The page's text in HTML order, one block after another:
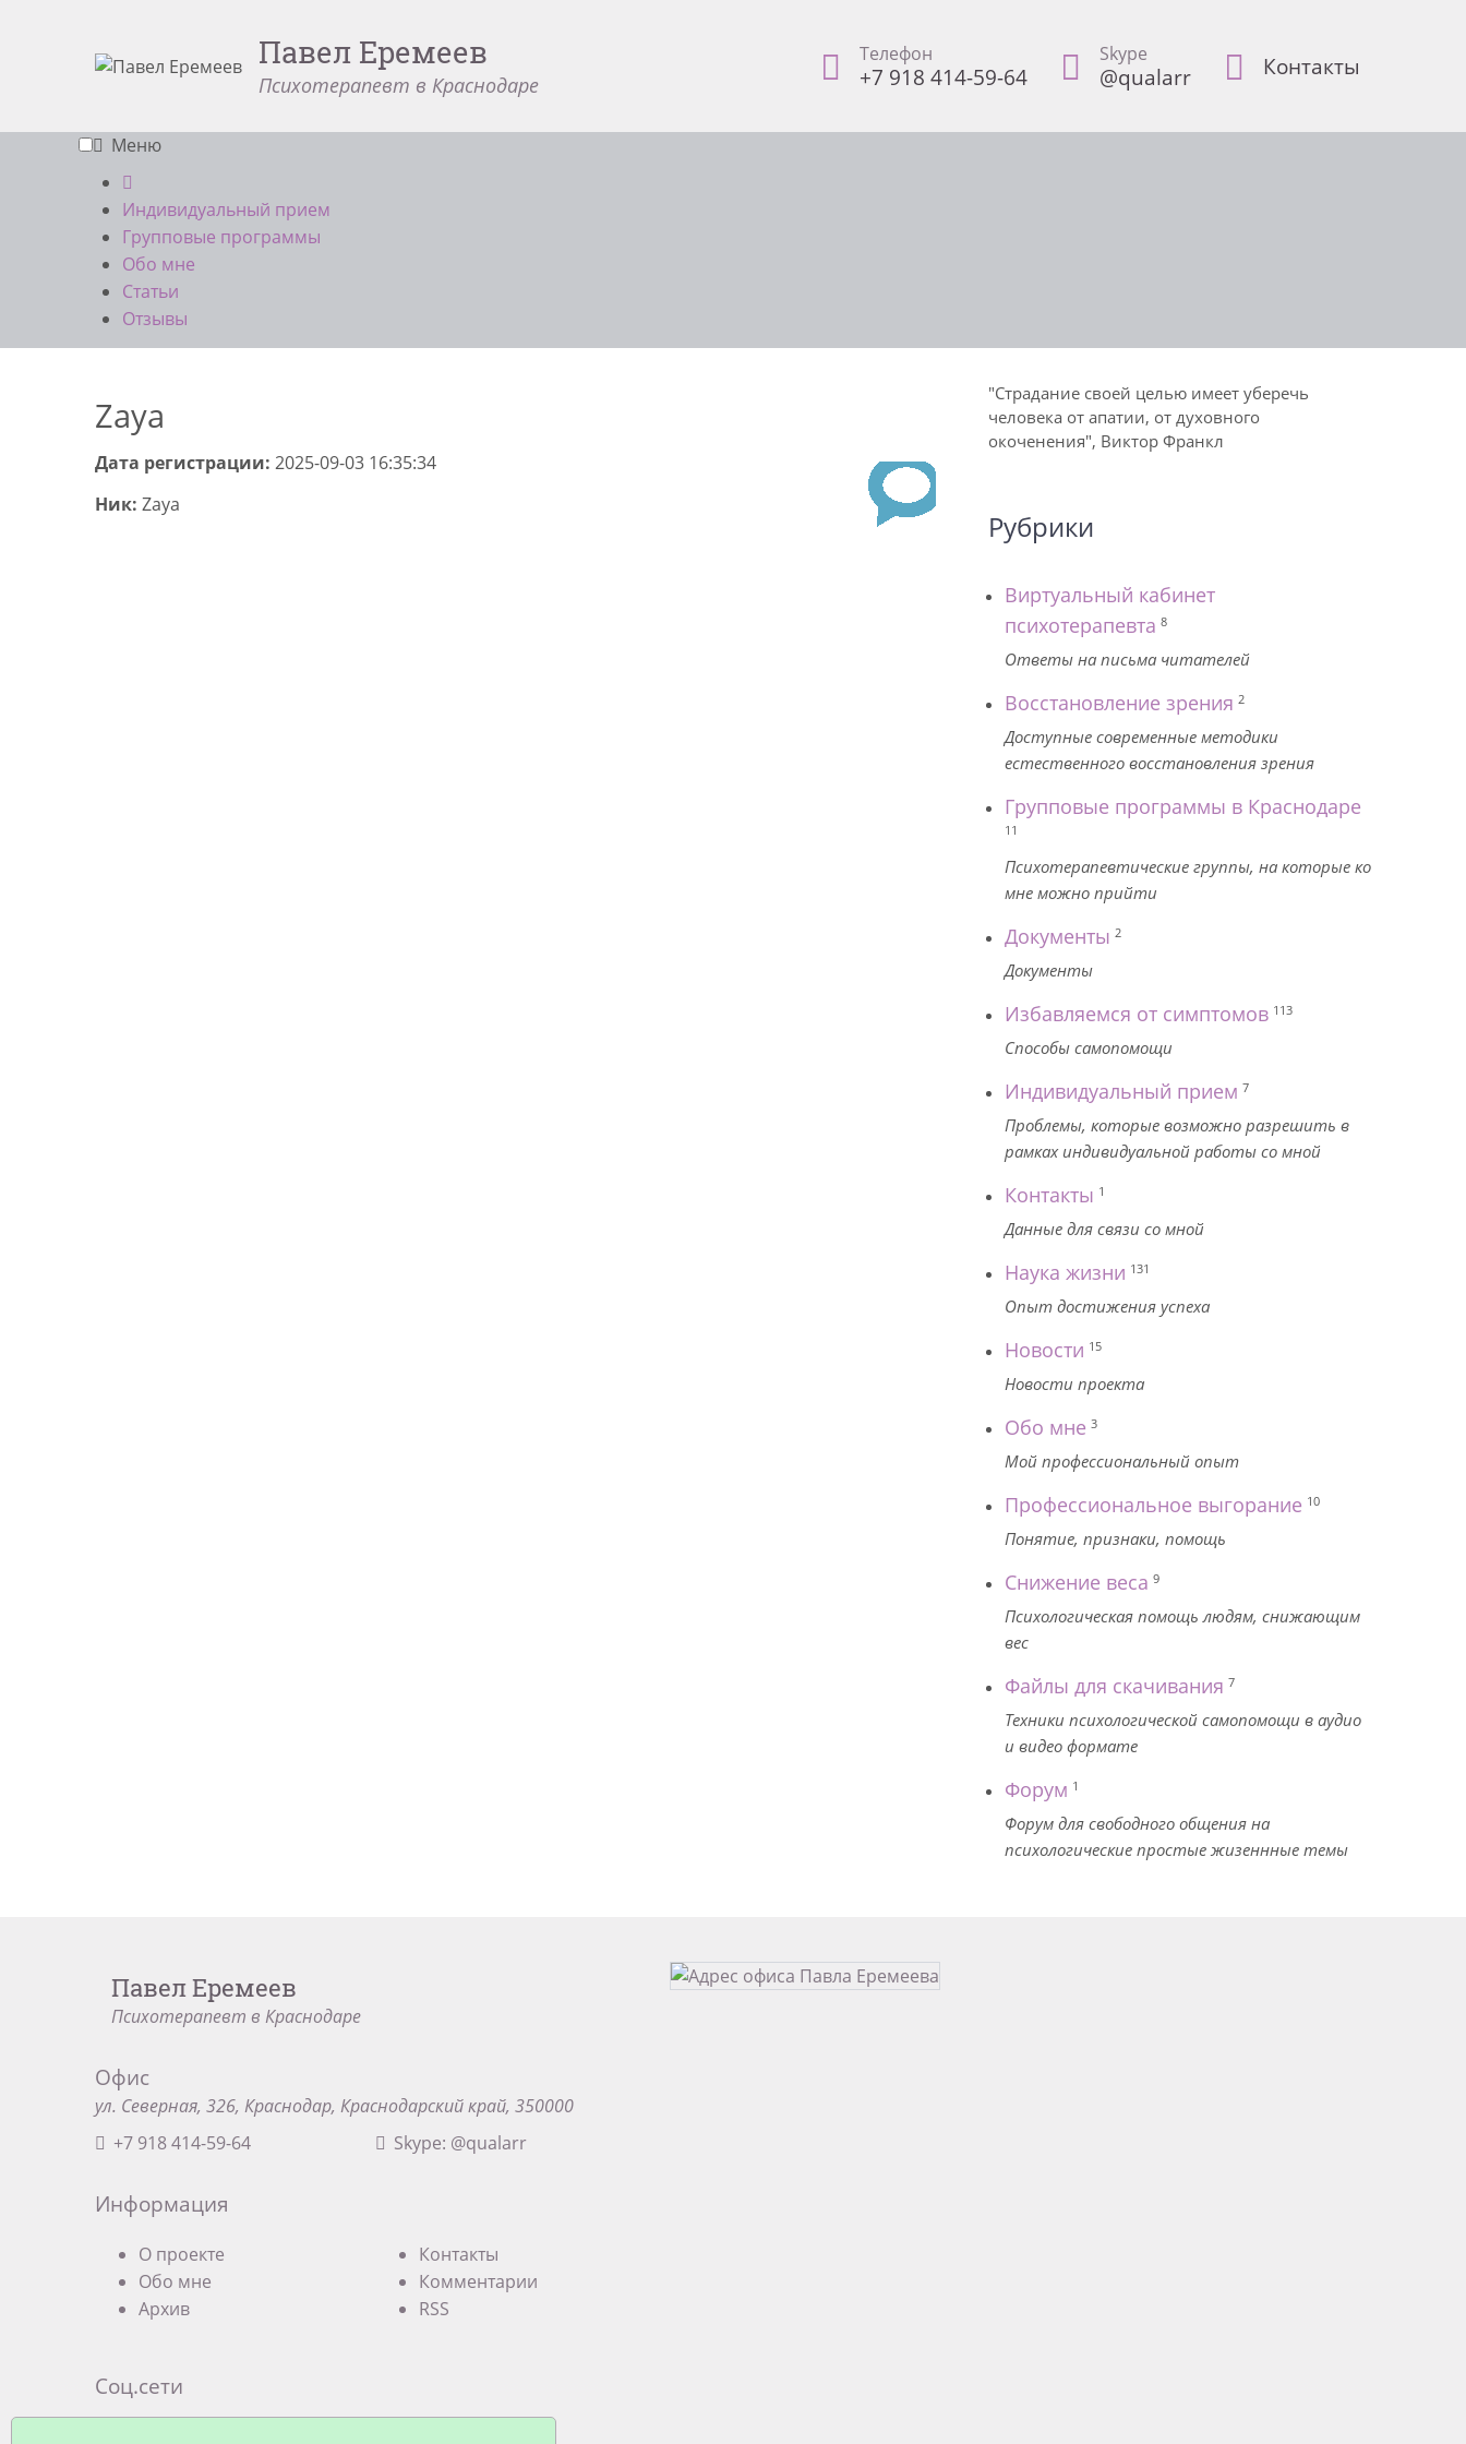
Павел Еремеев
Психотерапевт в Краснодаре
Телефон
+7 918 414-59-64
Skype
@qualarr Контакты
Меню
Индивидуальный прием
Групповые программы
Обо мне
Статьи
Отзывы
Zaya
Дата регистрации: 2025-09-03 16:35:34
Ник: Zaya
"Страдание своей целью имеет уберечь
человека от апатии, от духовного
окоченения", Виктор Франкл
Рубрики
Виртуальный кабинет
психотерапевта 8
Ответы на письма читателей
Восстановление зрения 2
Доступные современные методики
естественного восстановления зрения
Групповые программы в Краснодаре
11
Психотерапевтические группы, на которые ко
мне можно прийти
Документы 2
Документы
Избавляемся от симптомов 113
Способы самопомощи
Индивидуальный прием 7
Проблемы, которые возможно разрешить в
рамках индивидуальной работы со мной
Контакты 1
Данные для связи со мной
Наука жизни 131
Опыт достижения успеха
Новости 15
Новости проекта
Обо мне 3
Мой профессиональный опыт
Профессиональное выгорание 10
Понятие, признаки, помощь
Снижение веса 9
Психологическая помощь людям, снижающим
вес
Файлы для скачивания 7
Техники психологической самопомощи в аудио
и видео формате
Форум 1
Форум для свободного общения на
психологические простые жизеннные темы
Павел Еремеев
Психотерапевт в Краснодаре
Офис
ул. Северная, 326, Краснодар, Краснодарский край, 350000
+7 918 414-59-64
Skype: @qualarr
Информация
О проекте
Обо мне
Архив
Контакты
Комментарии
RSS
Соц.сети